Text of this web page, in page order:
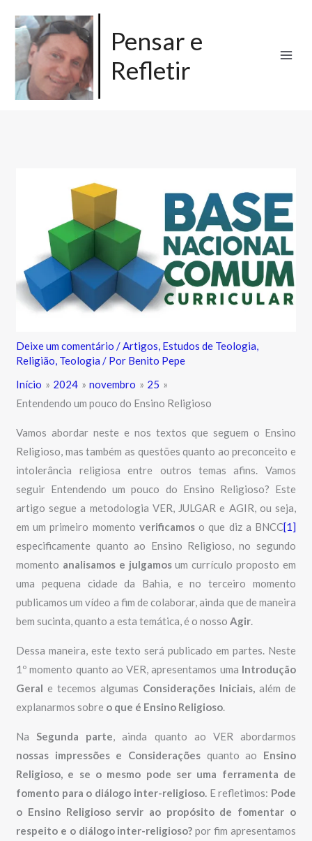
para
conteúdo
Pensar e
Refletir
Deixe um comentário /Artigos, Estudos de Teologia,
Religião, Teologia / Por Benito Pepe
Início
2024 novembro
25
Entendendo um pouco do Ensino Religioso
Vamos abordar neste e nos textos que seguem o Ensino
Religioso, mas também as questões quanto ao preconceito e
intolerância religiosa entre outros temas afins. Vamos
seguir Entendendo um pouco do Ensino Religioso? Este
artigo segue a metodologia VER, JULGAR e AGIR, ou seja,
em um primeiro momento verificamoso que diz a BNCC[1]
especificamente quanto ao Ensino Religioso, no segundo
momento analisamos e julgamosum currículo proposto em
uma pequena cidade da Bahia, e no terceiro momento
publicamos um vídeo a fim de colaborar, ainda que de maneira
bem sucinta, quanto a esta temática, é o nossoAgir.
Dessa maneira, este texto será publicado em partes. Neste
1º momento quanto ao VER, apresentamos uma Introdução
Geral e tecemos algumas Considerações Iniciais, além de
explanarmos sobre o que é Ensino Religioso.
NaSegunda parte, ainda quanto ao VER abordarmos
nossas impressões e Considerações quanto ao Ensino
Religioso, e se o mesmo pode ser uma ferramenta de
fomento para o diálogo inter-religioso. E refletimos: Pode
o Ensino Religioso servir ao propósito de fomentar o
respeito e o diálogo inter-religioso?por fim apresentamos